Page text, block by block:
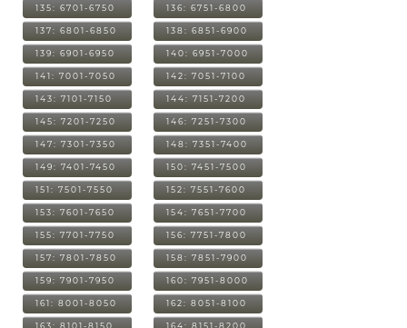
135: 6701-6750 136: 6751-6800
137: 6801-6850 138: 6851-6900
139: 6901-6950 140: 6951-7000
141: 7001-7050 142: 7051-7100
143: 7101-7150 144: 7151-7200
145: 7201-7250 146: 7251-7300
147: 7301-7350 148: 7351-7400
149: 7401-7450 150: 7451-7500
151: 7501-7550 152: 7551-7600
153: 7601-7650 154: 7651-7700
155: 7701-7750 156: 7751-7800
157: 7801-7850 158: 7851-7900
159: 7901-7950 160: 7951-8000
161: 8001-8050 162: 8051-8100
163: 8101-8150 164: 8151-8200